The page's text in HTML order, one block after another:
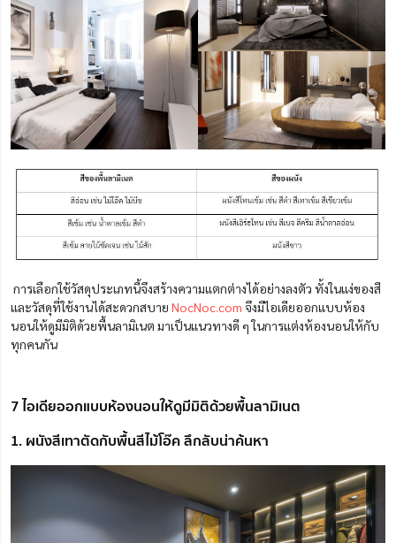
การเลือกใช้วัสดุประเภทนี้จึงสร้างความแตกต่างได้อย่างลงตัว ทั้งในแง่ของสี
และวัสดุที่ใช้งานได้สะดวกสบาย NocNoc.com จึงมีไอเดียออกแบบห้อง
นอนให้ดูมีมิติด้วยพื้นลามิเนต มาเป็นแนวทางดี ๆ ในการแต่งห้องนอนให้กับ
ทุกคนกัน
7 ไอเดียออกแบบห้องนอนให้ดูมีมิติด้วยพื้นลามิเนต
1. ผนังสีเทาตัดกับพื้นสีไม้โอ๊ค ลึกลับน่าค้นหา